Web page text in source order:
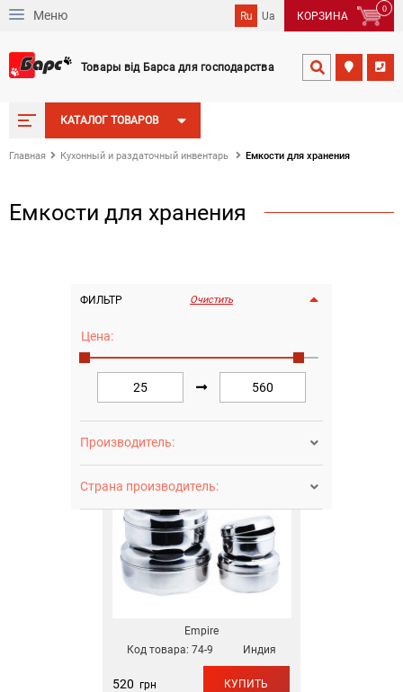
Меню Ru Ua
0
КОРЗИНА
Товары від Барса для господарства  
КАТАЛОГ ТОВАРОВ
Главная Кухонный и раздаточный инвентарь Емкости для хранения
Емкости для хранения
ФИЛЬТР Очистить
Цена:
Производитель: 
Страна производитель: 
Сортировка
Набор судочков 5 шт из
9)
Empire
Код товара: 74-9 Индия
520 грн КУПИТЬ